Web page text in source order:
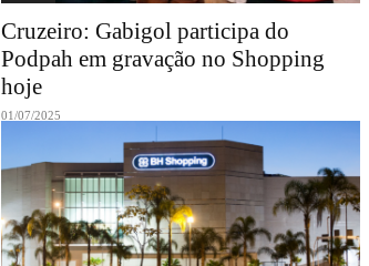
Cruzeiro: Gabigol participa do
Podpah em gravação no Shopping
hoje
01/07/2025